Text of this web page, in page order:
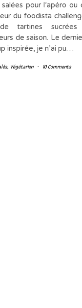
salées pour l’apéro
du foodista
tartines sucrées
de saison. Le
inspirée, je n’ai pu…
, Végétarien - 10 Comments